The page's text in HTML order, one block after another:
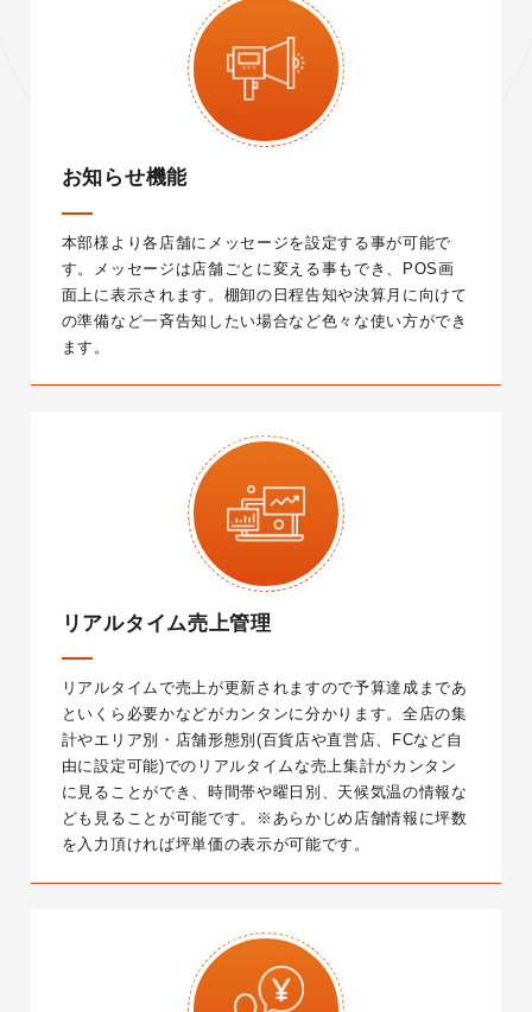
お知らせ機能
本部様より各店舗にメッセージを設定する事が可能で
す。
メッセージは店舗ごとに変える事もでき、POS画
面上に表示されます。 棚卸の日程告知や決算月に向けて
の準備など一斉告知したい場合など色々な使い方ができ
ます。
リアルタイム売上管理
リアルタイムで売上が更新されますので予算達成まであ
といくら必要かなどがカンタンに分かります。全店の集
計やエリア別・店舗形態別(百貨店や直営店、FCなど自
由に設定可能)でのリアルタイムな売上集計がカンタン
に見ることができ、時間帯や曜日別、天候気温の情報な
ども見ることが可能です。
※あらかじめ店舗情報に坪数
を入力頂ければ坪単価の表示が可能です。